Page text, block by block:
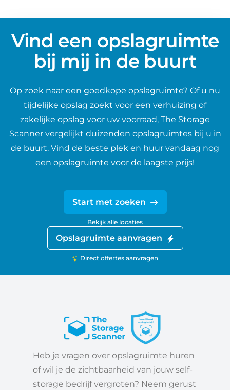
Vind een opslagruimte
bij mij in de buurt
Op zoek naar een goedkope opslagruimte? Of u nu
tijdelijke opslag zoekt voor een verhuizing of
zakelijke opslag voor uw voorraad, The Storage
Scanner vergelijkt duizenden opslagruimtes bij u in
de buurt. Vind de beste plek en huur vandaag nog
een opslagruimte voor de laagste prijs!
Start met zoeken
Bekijk alle locaties
Opslagruimte aanvragen
Direct offertes aanvragen
Heb je vragen over opslagruimte huren
of wil je de zichtbaarheid van jouw self-
storage bedrijf vergroten? Neem gerust